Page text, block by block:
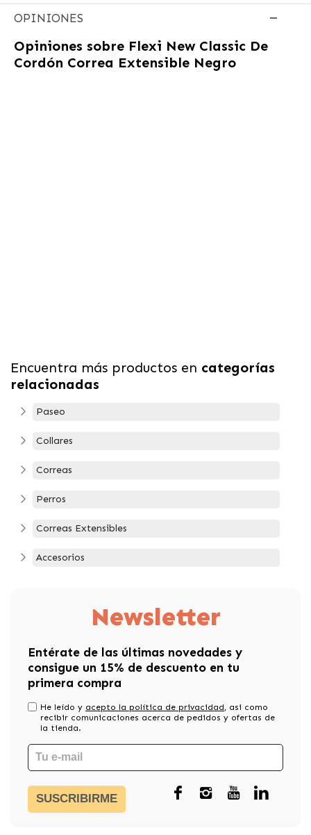
OPINIONES
Opiniones sobre Flexi New Classic De
Cordón Correa Extensible Negro
Encuentra más productos en categorías
relacionadas
Paseo
Collares
Correas
Perros
Correas Extensibles
Accesorios
Newsletter
Entérate de las últimas novedades y
consigue un 15% de descuento en tu
primera compra
He leído y acepto la política de privacidad, asi como
recibir comunicaciones acerca de pedidos y ofertas de
la tienda.
SUSCRIBIRME